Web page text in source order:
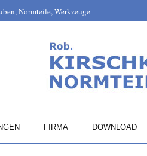
Normteile, Werkzeuge
FIRMA DOWNLOAD